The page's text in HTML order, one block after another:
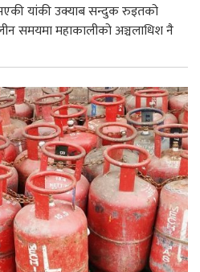
यांकी उक्याब सन्दुक रुइतको
समयमा महाकालीको अञ्चलाधिश नै